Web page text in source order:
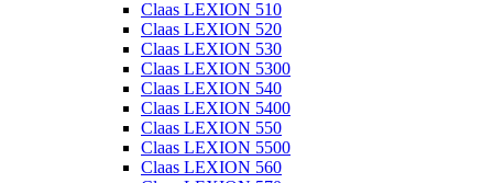
Claas LEXION 510
Claas LEXION 520
Claas LEXION 530
Claas LEXION 5300
Claas LEXION 540
Claas LEXION 5400
Claas LEXION 550
Claas LEXION 5500
Claas LEXION 560